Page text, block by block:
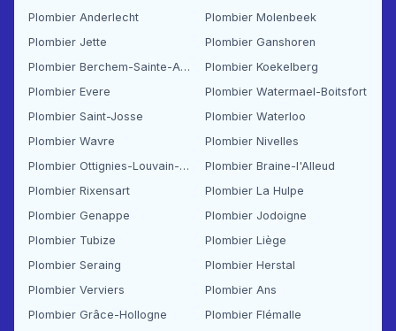
Plombier Anderlecht
Plombier Molenbeek
Plombier Jette
Plombier Ganshoren
Plombier Berchem-Sainte-Agathe
Plombier Koekelberg
Plombier Evere
Plombier Watermael-Boitsfort
Plombier Saint-Josse
Plombier Waterloo
Plombier Wavre
Plombier Nivelles
Plombier Ottignies-Louvain-la-Neuve
Plombier Braine-l'Alleud
Plombier Rixensart
Plombier La Hulpe
Plombier Genappe
Plombier Jodoigne
Plombier Tubize
Plombier Liège
Plombier Seraing
Plombier Herstal
Plombier Verviers
Plombier Ans
Plombier Grâce-Hollogne
Plombier Flémalle